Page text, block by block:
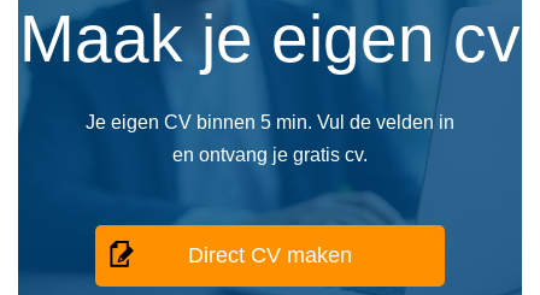
Maak je eigen cv
Je eigen CV binnen 5 min. Vul de velden in
en ontvang je gratis cv.
Direct CV maken